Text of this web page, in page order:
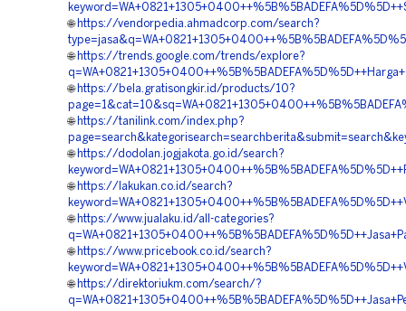
🌐 https://vendorpedia.ahmadcorp.com/search?
🌐 https://trends.google.com/trends/explore?
🌐 https://bela.gratisongkir.id/products/10?
🌐 https://tanilink.com/index.php?
🌐 https://dodolan.jogjakota.go.id/search?
🌐 https://lakukan.co.id/search?
🌐 https://www.jualaku.id/all-categories?
🌐 https://www.pricebook.co.id/search?
🌐 https://direktoriukm.com/search/?